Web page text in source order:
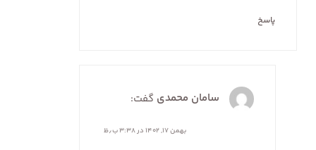
پاسخ
سامان محمدی گفت:
بهمن ۱۷, ۱۴۰۲ در ۳:۳۸ ب٫ظ